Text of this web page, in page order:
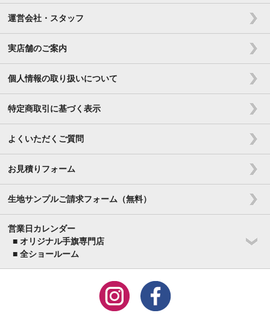
運営会社・スタッフ
実店舗のご案内
個人情報の取り扱いについて
特定商取引に基づく表示
よくいただくご質問
お見積りフォーム
生地サンプルご請求フォーム（無料）
営業日カレンダー
■ オリジナル手旗専門店
■ 全ショールーム